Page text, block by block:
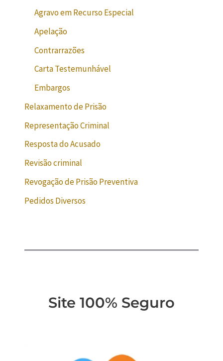
Agravo em Recurso Especial
Apelação
Contrarrazões
Carta Testemunhável
Embargos
Relaxamento de Prisão
Representação Criminal
Resposta do Acusado
Revisão criminal
Revogação de Prisão Preventiva
Pedidos Diversos
Site 100% Seguro